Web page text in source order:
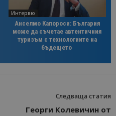
Интервю
Анселмо Капороси: България
може да съчетае автентичния
туризъм с технологиите на
бъдещето
Следваща статия
Георги Колевичин от